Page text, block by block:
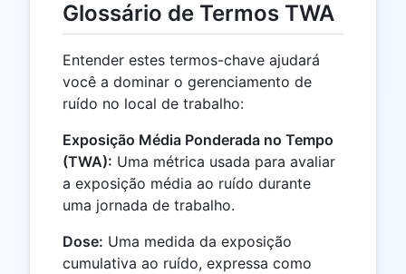
Glossário de Termos TWA
Entender estes termos-chave ajudará
você a dominar o gerenciamento de
ruído no local de trabalho:
Exposição Média Ponderada no Tempo
(TWA): Uma métrica usada para avaliar
a exposição média ao ruído durante
uma jornada de trabalho.
Dose: Uma medida da exposição
cumulativa ao ruído, expressa como